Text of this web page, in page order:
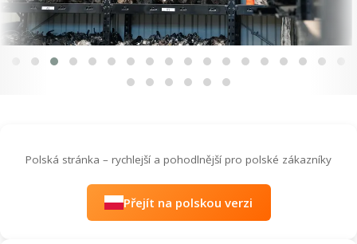
Polská stránka – rychlejší a pohodlnější pro polské zákazníky
Přejít na polskou verzi